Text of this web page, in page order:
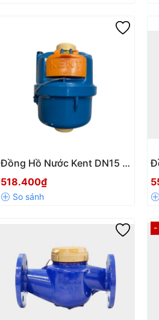
Đồng Hồ Nước Kent DN15 –
Độ Chính Xác Cao, Giá Tốt
518.400₫
-